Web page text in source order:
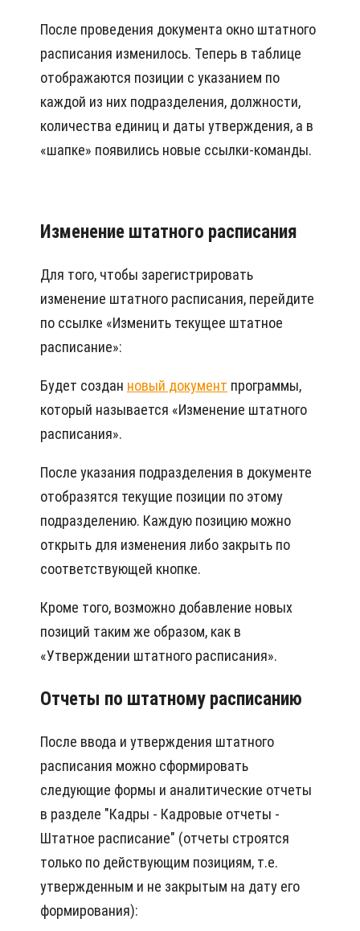
После проведения документа окно штатного
расписания изменилось. Теперь в таблице
отображаются позиции с указанием по
каждой из них подразделения, должности,
количества единиц и даты утверждения, а в
«шапке» появились новые ссылки-команды.
Изменение штатного расписания
Для того, чтобы зарегистрировать
изменение штатного расписания, перейдите
по ссылке «Изменить текущее штатное
расписание»:
Будет создан новый документ программы,
который называется «Изменение штатного
расписания».
После указания подразделения в документе
отобразятся текущие позиции по этому
подразделению. Каждую позицию можно
открыть для изменения либо закрыть по
соответствующей кнопке.
Кроме того, возможно добавление новых
позиций таким же образом, как в
«Утверждении штатного расписания».
Отчеты по штатному расписанию
После ввода и утверждения штатного
расписания можно сформировать
следующие формы и аналитические отчеты
в разделе "Кадры - Кадровые отчеты -
Штатное расписание" (отчеты строятся
только по действующим позициям, т.е.
утвержденным и не закрытым на дату его
формирования):